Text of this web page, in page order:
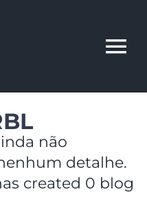
não
detalhe.
created 0 blog